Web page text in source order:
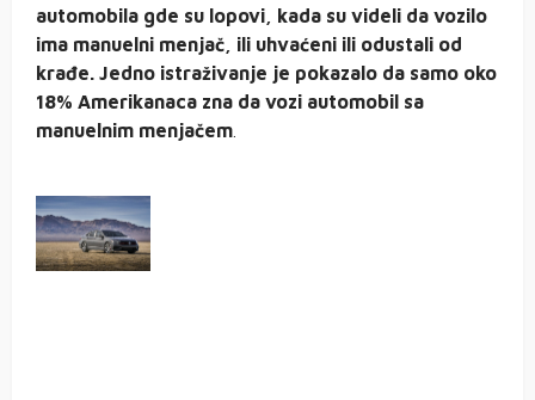
automobila gde su lopovi, kada su videli da vozilo
ima manuelni menjač, ili uhvaćeni ili odustali od
krađe. Jedno istraživanje je pokazalo da samo oko
18% Amerikanaca zna da vozi automobil sa
manuelnim menjačem